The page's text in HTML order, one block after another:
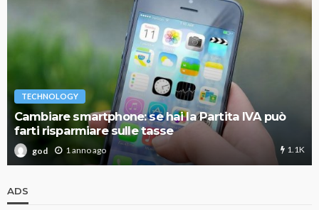
TECHNOLOGY
Cambiare smartphone: se hai la Partita IVA può
farti risparmiare sulle tasse
god 1 anno ago 1.1K
ADS